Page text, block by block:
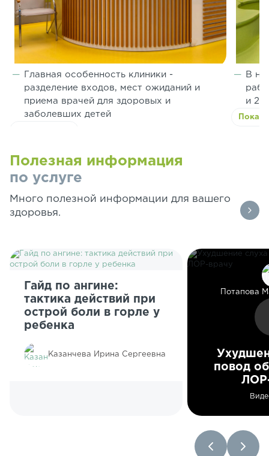
Главная особенность клиники -
разделение входов, мест ожиданий и
приема врачей для здоровых и
заболевших детей
В
и 2
Полезная информация
по услуге
Много полезной информации для вашего
здоровья.
Гайд по ангине:
тактика действий при
острой боли в горле у
ребенка
Казанчева Ирина Сергеевна
Потапова
повод